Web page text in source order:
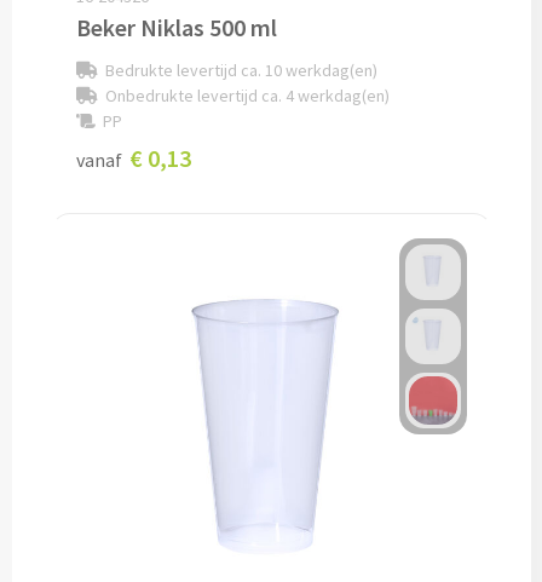
Bagagelabels bedrukken
Koffersloten bedrukken
Reisstekkers & Reisladers bedrukken
Nekkussentjes & Zitkussens bedrukken
Oogmaskers bedrukken
Paspoorthouders bedrukken
Beker Niklas 500 ml
Bedrukte levertijd ca. 10 werkdag(en)
Onbedrukte levertijd ca. 4 werkdag(en)
PP
vanaf € 0,13